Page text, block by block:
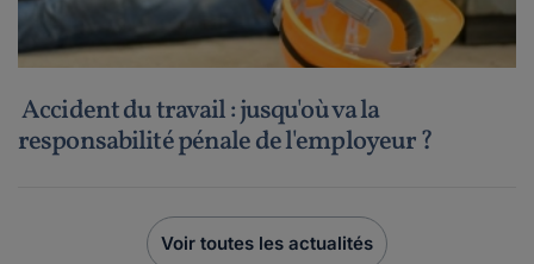
Accident du travail : jusqu'où va la
responsabilité pénale de l'employeur ?
Voir toutes les actualités